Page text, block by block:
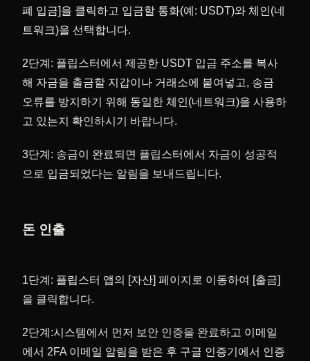
폐 입금]을 클릭하고 입금할 통화(예: USDT)와 체인(네
트워크)을 선택합니다.
2단계: 플립스터에서 제공한 USDT 입금 주소를 복사
해 자금을 출금할 지갑이나 거래소에 붙여넣고, 송금
오류를 방지하기 위해 동일한 체인(네트워크)을 사용하
고 있는지 확인하시기 바랍니다.
3단계: 송금이 완료되면 플립스터에서 자금이 성공적
으로 입금되었다는 알림을 보내드립니다.
돈 인출
1단계: 플립스터 앱의 [자산] 페이지로 이동하여 [출금]
을 클릭합니다.
2단계:시스템에서 먼저 보안 인증을 완료하고 이메일
에서 2FA 이메일 알림을 받은 후 구글 인증기에서 인증